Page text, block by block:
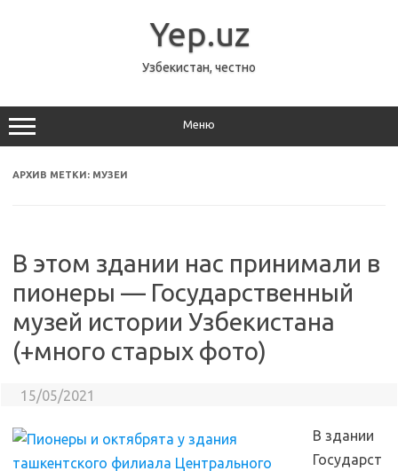
Yep.uz
Узбекистан, честно
Меню
АРХИВ МЕТКИ: МУЗЕИ
В этом здании нас принимали в
пионеры — Государственный
музей истории Узбекистана
(+много старых фото)
15/05/2021
В здании
Государст